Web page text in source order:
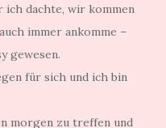
ich dachte, wir kommen
immer ankomme –
gewesen.
für sich und ich bin
morgen zu treffen und